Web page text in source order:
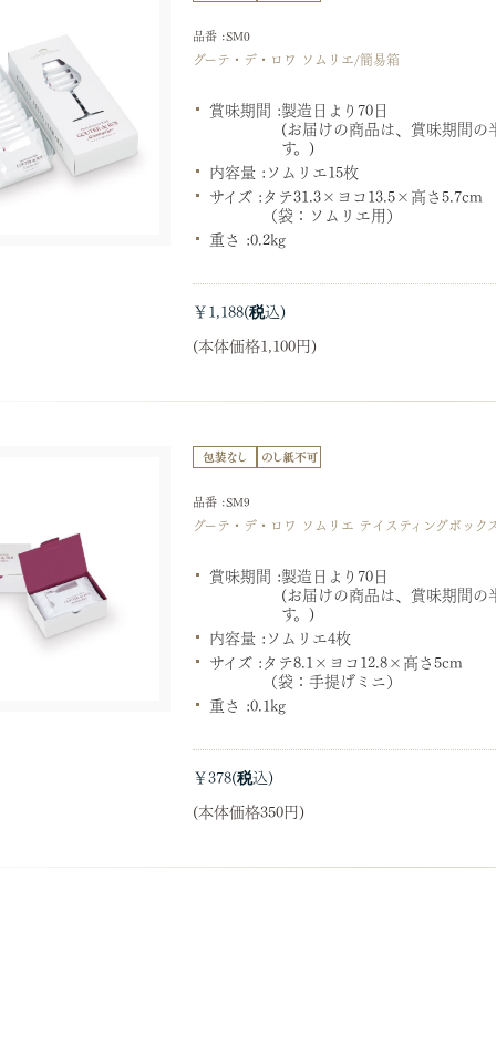
グーテ・デ・ロワ ソムリエ/簡易箱
品番 :SM0
賞味期間 :製造日より70日
(お届けの商品は、賞味期間
す。)
内容量 :ソムリエ15枚
サイズ :タテ31.3×ヨコ13.5×高さ5.7cm
（袋：ソムリエ用）
重さ :0.2kg
￥1,188
(本体価格1,100円)
グーテ・デ・ロワ ソムリエ テイスティングボック
品番 :SM9
賞味期間 :製造日より70日
(お届けの商品は、賞味期間
す。)
内容量 :ソムリエ4枚
サイズ :タテ8.1×ヨコ12.8×高さ5cm
（袋：手提げミニ）
重さ :0.1kg
￥378
(本体価格350円)